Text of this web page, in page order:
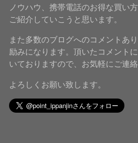
ノウハウ、携帯電話のお得な買い
ご紹介していこうと思います。
また多数のブログへのコメントあ
励みになります。頂いたコメント
いておりますので、お気軽にご連絡
よろしくお願い致します。